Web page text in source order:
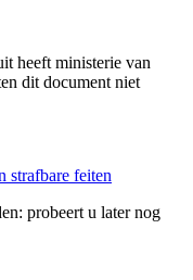
heeft ministerie van
dit document niet
strafbare feiten
probeert u later nog